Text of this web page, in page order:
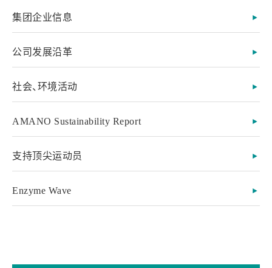
集团企业信息
公司发展沿革
社会、环境活动
AMANO Sustainability Report
支持顶尖运动员
Enzyme Wave